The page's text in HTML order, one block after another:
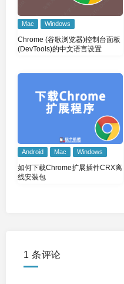
Mac Windows
Chrome (谷歌浏览器)控制台面板
(DevTools)的中文语言设置
Android Mac Windows
如何下载Chrome扩展插件CRX离
线安装包
1 条评论